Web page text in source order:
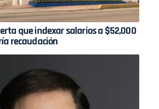
que indexar salarios a $52,000
recaudación